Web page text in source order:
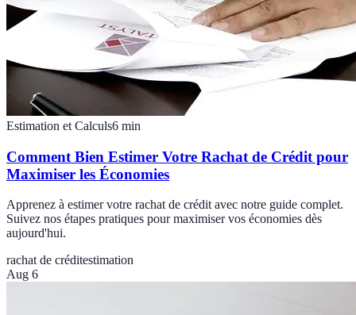
Estimation et Calculs6 min
Comment Bien Estimer Votre Rachat de Crédit pour
Maximiser les Économies
Apprenez à estimer votre rachat de crédit avec notre guide complet.
Suivez nos étapes pratiques pour maximiser vos économies dès
aujourd'hui.
rachat de créditestimation
Aug 6